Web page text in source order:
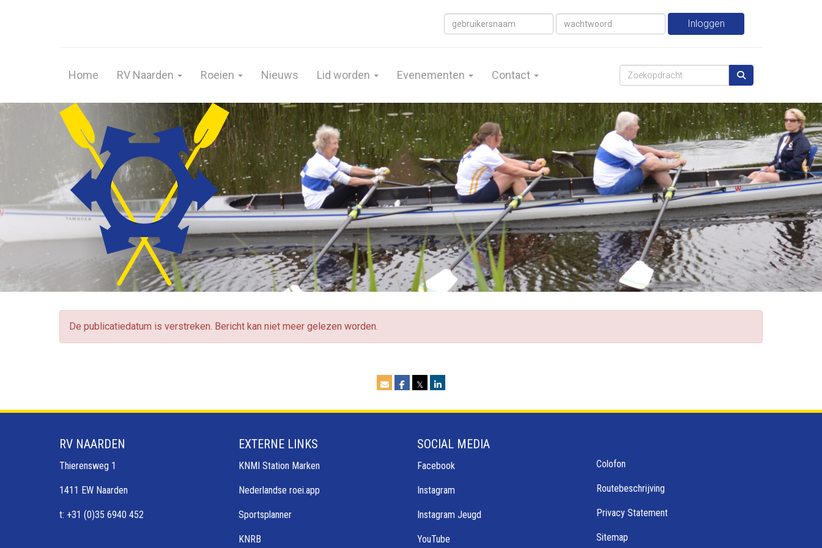
Inloggen
Home RV Naarden Roeien Nieuws Lid worden Evenementen Contact
De publicatiedatum is verstreken. Bericht kan niet meer gelezen worden.
𝕏
RV NAARDEN
Thierensweg 1
1411 EW Naarden
t: +31 (0)35 6940 452
EXTERNE LINKS
KNMI Station Marken
Nederlandse roei.app
Sportsplanner
KNRB
SOCIAL MEDIA
Facebook
Instagram
Instagram Jeugd
YouTube
Colofon
Routebeschrijving
Privacy Statement
Sitemap